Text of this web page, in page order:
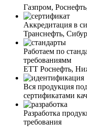
Газпром,
Аккредитация в
Транснефть,
Работаем по
требованиямм
ЕТТ Роснефть,
Вся продукция
сертификатами
Разработка
требования